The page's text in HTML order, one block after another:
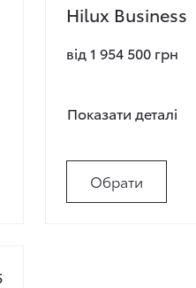
Hilux Business
від 1 954 500 грн
Показати деталi
Обрати